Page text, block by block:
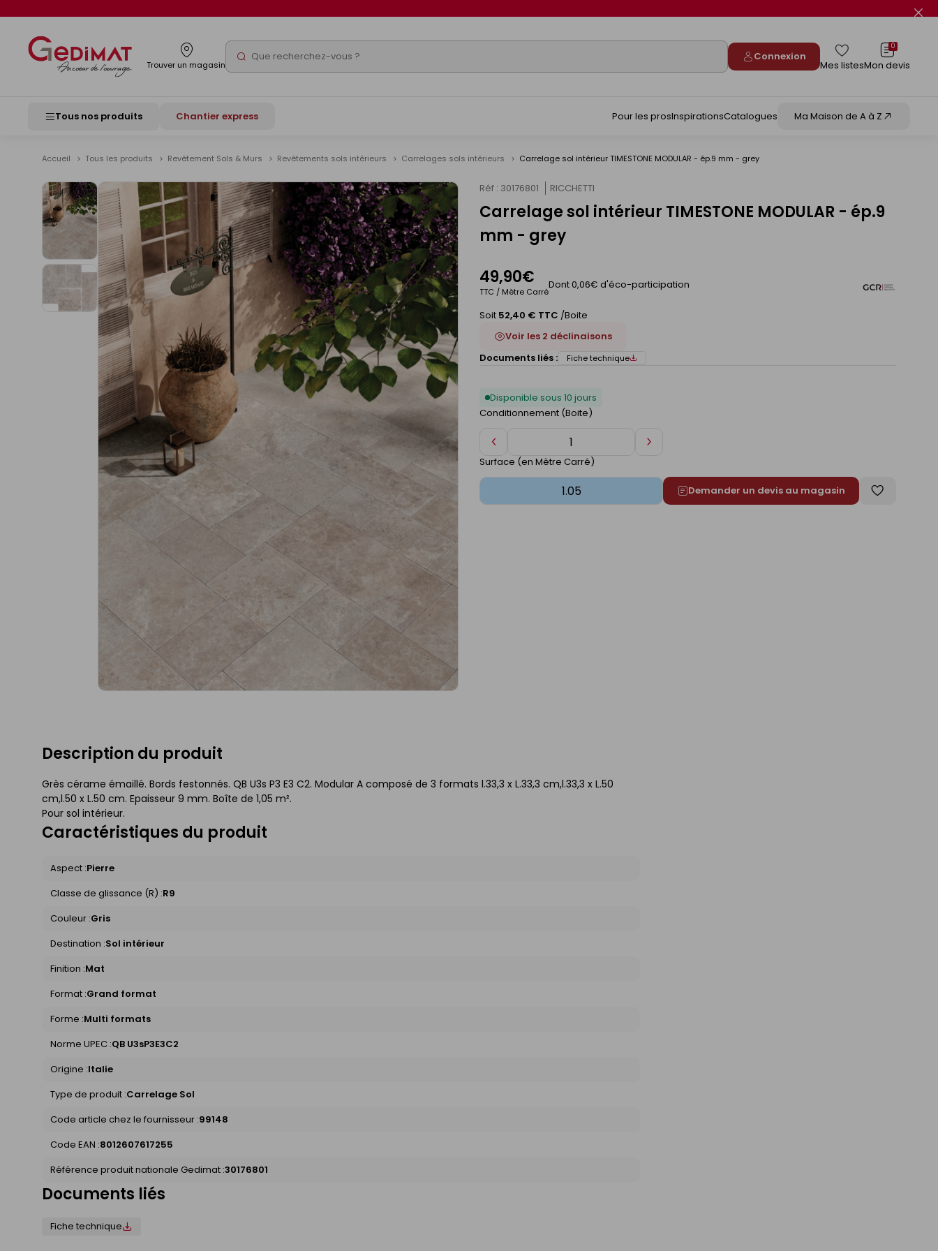
Trouver un magasin Rechercher Connexion
Mes listes
0
Mon devis
Tous nos produits Chantier express Pour les prosInspirationsCatalogues Ma Maison de A à Z
Accueil Tous les produits Revêtement Sols & Murs Revêtements sols intérieurs Carrelages sols intérieurs Carrelage sol intérieur TIMESTONE MODULAR - ép.9 mm - grey
Voir
les
images
Réf : 30176801 RICCHETTI
Carrelage sol intérieur TIMESTONE MODULAR - ép.9
mm - grey
49,90€
TTC / Mètre Carré
Dont 0,06€ d'éco-participation
Soit 52,40 € TTC /Boite
Voir les 2 déclinaisons
Documents liés :
Fiche technique
Disponible sous 10 jours
Conditionnement (Boite)
Diminuer
de
Augmenter
Surface (en Mètre Carré)
Demander un devis au magasin
Enregistrer
Description du produit
Grès cérame émaillé. Bords festonnés. QB U3s P3 E3 C2. Modular A composé de 3 formats l.33,3 x L.33,3 cm,l.33,3 x L.50
cm,l.50 x L.50 cm. Epaisseur 9 mm. Boîte de 1,05 m².
Pour sol intérieur.
Caractéristiques du produit
Aspect :Pierre
Classe de glissance (R) :R9
Couleur :Gris
Destination :Sol intérieur
Finition :Mat
Format :Grand format
Forme :Multi formats
Norme UPEC :QB U3sP3E3C2
Origine :Italie
Type de produit :Carrelage Sol
Code article chez le fournisseur :99148
Code EAN :8012607617255
Référence produit nationale Gedimat :30176801
Documents liés
Fiche technique